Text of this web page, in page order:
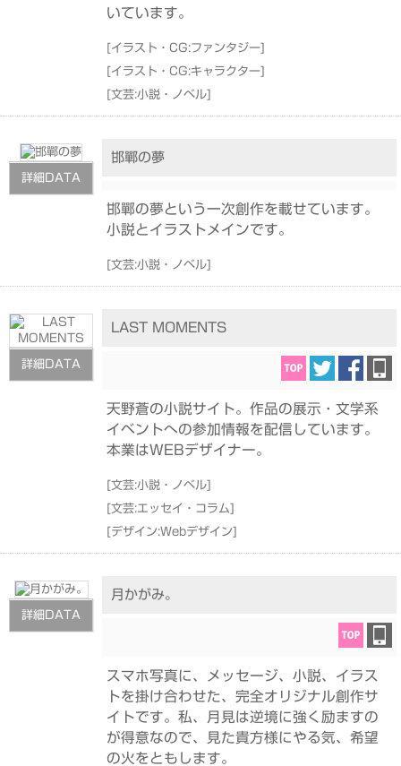
いています。
[イラスト・CG:ファンタジー]
[イラスト・CG:キャラクター]
[文芸:小説・ノベル]
詳細DATA
邯鄲の夢
邯鄲の夢という一次創作を載せています。
小説とイラストメインです。
[文芸:小説・ノベル]
詳細DATA
LAST MOMENTS
天野蒼の小説サイト。作品の展示・文学系
イベントへの参加情報を配信しています。
本業はWEBデザイナー。
[文芸:小説・ノベル]
[文芸:エッセイ・コラム]
[デザイン:Webデザイン]
詳細DATA
月かがみ。
スマホ写真に、メッセージ、小説、イラス
トを掛け合わせた、完全オリジナル創作サ
イトです。私、月見は逆境に強く励ますの
が得意なので、見た貴方様にやる気、希望
の火をともします。